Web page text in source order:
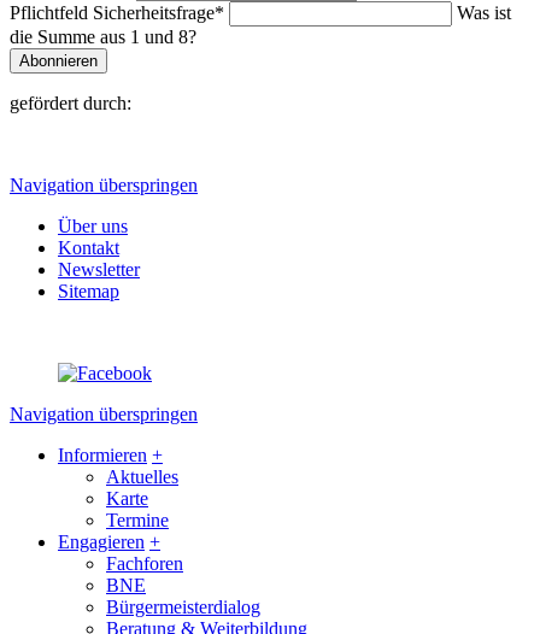
Pflichtfeld Sicherheitsfrage*
Was ist
die Summe aus 1 und 8?
Abonnieren
gefördert durch:
Navigation überspringen
Über uns
Kontakt
Newsletter
Sitemap
Navigation überspringen
Informieren +
Aktuelles
Karte
Termine
Engagieren +
Fachforen
BNE
Bürgermeisterdialog
Beratung & Weiterbildung